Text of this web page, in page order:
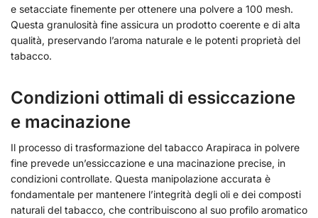
e setacciate finemente per ottenere una polvere a 100 mesh.
Questa granulosità fine assicura un prodotto coerente e di alta
qualità, preservando l’aroma naturale e le potenti proprietà del
tabacco.
Condizioni ottimali di essiccazione
e macinazione
Il processo di trasformazione del tabacco Arapiraca in polvere
fine prevede un’essiccazione e una macinazione precise, in
condizioni controllate. Questa manipolazione accurata è
fondamentale per mantenere l’integrità degli oli e dei composti
naturali del tabacco, che contribuiscono al suo profilo aromatico